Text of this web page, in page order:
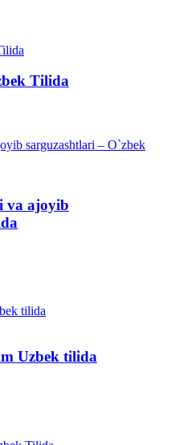
Tilida
va ajoyib
Uzbek tilida